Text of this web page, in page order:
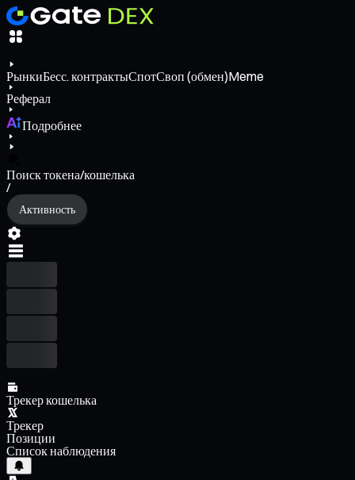
РынкиБесс. контрактыСпотСвоп (обмен)Meme
Реферал
Подробнее
Поиск токена/кошелька
/
Активность
Трекер кошелька
Трекер
Позиции
Список наблюдения